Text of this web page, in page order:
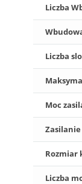
Liczba
Liczba
Moc
Rozmiar
Liczba